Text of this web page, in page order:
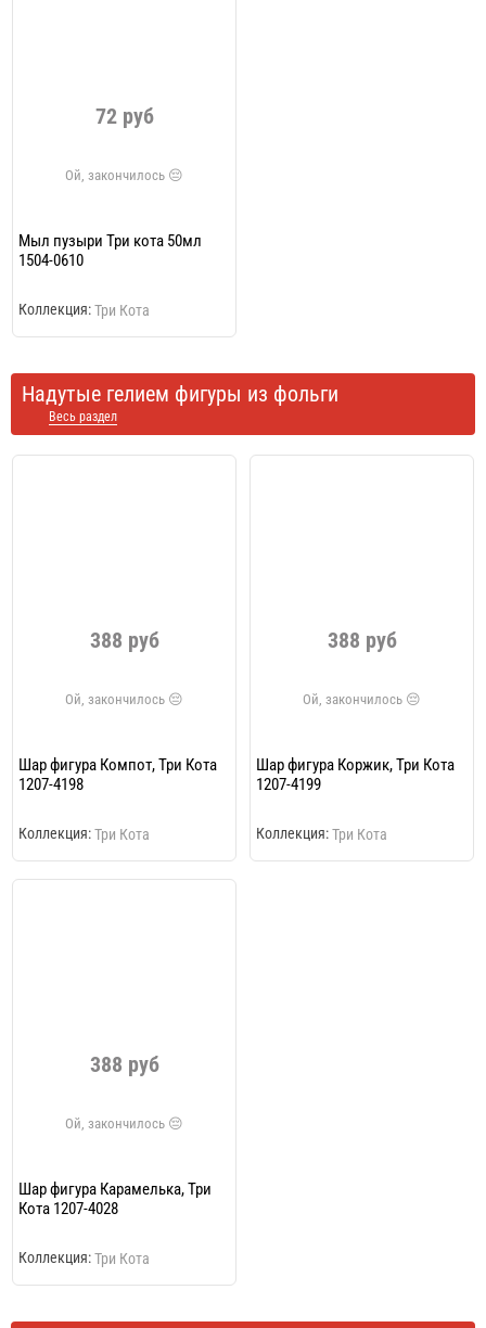
72 руб
Мыл пузыри Три кота 50мл
1504-0610
Коллекция:Три Кота
Надутые гелием фигуры из фольги
Весь раздел
388 руб
Шар фигура Компот, Три Кота
1207-4198
Коллекция:Три Кота
388 руб
Шар фигура Коржик, Три Кота
1207-4199
Коллекция:Три Кота
388 руб
Шар фигура Карамелька, Три
Кота 1207-4028
Коллекция:Три Кота